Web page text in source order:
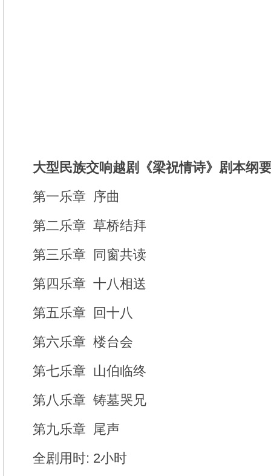
大型民族交响越剧《梁祝情诗》 剧本纲
第一乐章 序曲
第二乐章 草桥结拜
第三乐章 同窗共读
第四乐章 十八相送
第五乐章 回十八
第六乐章 楼台会
第七乐章 山伯临终
第八乐章 铸墓哭兄
第九乐章 尾声
全剧用时: 2小时